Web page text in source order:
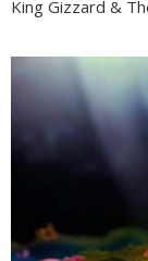
King Gizzard &